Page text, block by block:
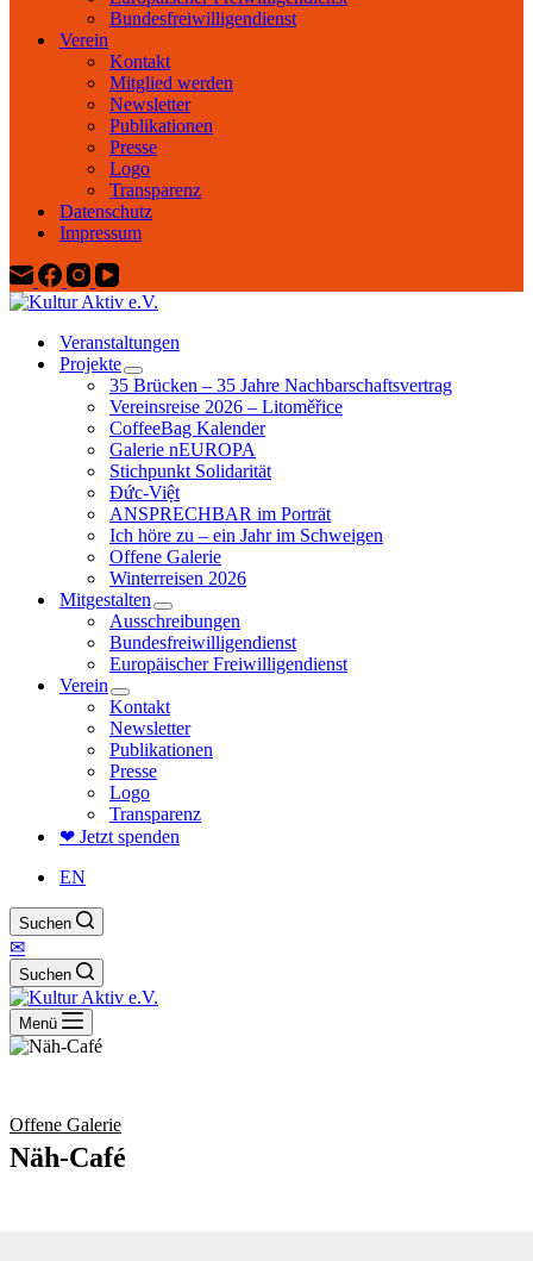
Bundesfreiwilligendienst
Verein
Kontakt
Mitglied werden
Newsletter
Publikationen
Presse
Logo
Transparenz
Datenschutz
Impressum
Veranstaltungen
Projekte
35 Brücken – 35 Jahre Nachbarschaftsvertrag
Vereinsreise 2026 – Litoměřice
CoffeeBag Kalender
Galerie nEUROPA
Stichpunkt Solidarität
Đức-Việt
ANSPRECHBAR im Porträt
Ich höre zu – ein Jahr im Schweigen
Offene Galerie
Winterreisen 2026
Mitgestalten
Ausschreibungen
Bundesfreiwilligendienst
Europäischer Freiwilligendienst
Verein
Kontakt
Newsletter
Publikationen
Presse
Logo
Transparenz
❤ Jetzt spenden
EN
Suchen
✉
Suchen
Menü
Offene Galerie
Näh-Café